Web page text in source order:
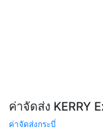
ค่าจัดส่ง KERRY
ค่าจัดส่งกระบี่